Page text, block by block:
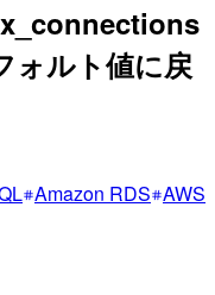
ォルト値に戻
Amazon RDS AWS